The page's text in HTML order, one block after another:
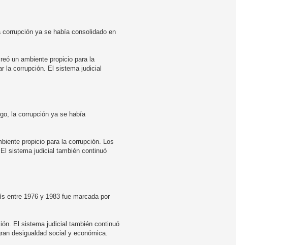
ya se había consolidado en
un ambiente propicio para la
la corrupción. El sistema judicial
la corrupción ya se había
propicio para la corrupción. Los
sistema judicial también continuó
entre 1976 y 1983 fue marcada por
El sistema judicial también continuó
desigualdad social y económica.